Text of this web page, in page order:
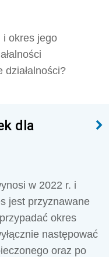
i okres jego
działalności?
dla
w 2022 r. i
jest przyznawane
okres
następować
oraz po